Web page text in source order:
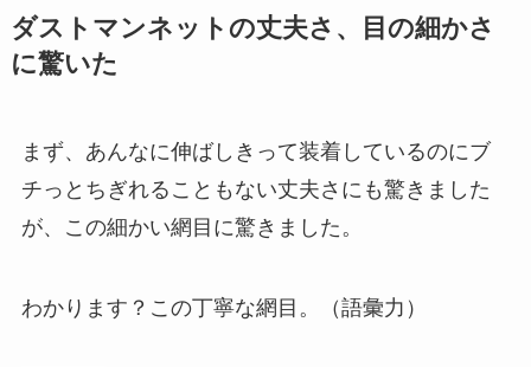
ダストマンネットの丈夫さ、目の細かさ
に驚いた
まず、あんなに伸ばしきって装着しているのにブ
チっとちぎれることもない丈夫さにも驚きました
が、この細かい網目に驚きました。
わかります？この丁寧な網目。（語彙力）